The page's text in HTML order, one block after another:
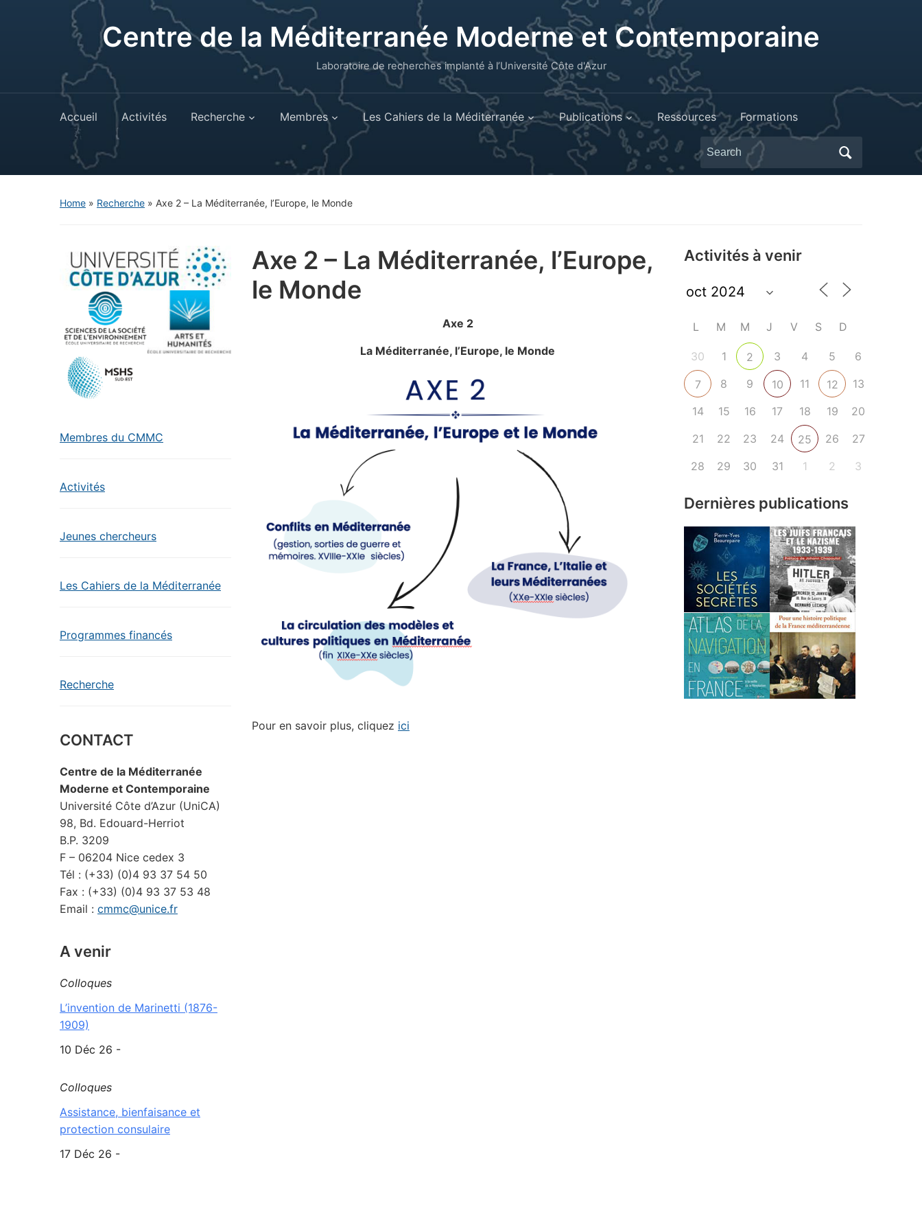
Centre de la Méditerranée Moderne et Contemporaine
Laboratoire de recherches implanté à l’Université Côte d'Azur
Accueil Activités Recherche Membres Les Cahiers de la Méditerranée Publications Ressources Formations
Search
for:
Home » Recherche » Axe 2 – La Méditerranée, l’Europe, le Monde
Membres du CMMC
Activités
Jeunes chercheurs
Les Cahiers de la Méditerranée
Programmes financés
Recherche
CONTACT
Centre de la Méditerranée
Moderne et Contemporaine
Université Côte d’Azur (UniCA)
98, Bd. Edouard-Herriot
B.P. 3209
F – 06204 Nice cedex 3
Tél : (+33) (0)4 93 37 54 50
Fax : (+33) (0)4 93 37 53 48
Email : cmmc@unice.fr
A venir
Colloques
L’invention de Marinetti (1876-
1909)
10 Déc 26 -
Colloques
Assistance, bienfaisance et
protection consulaire
17 Déc 26 -
Axe 2 – La Méditerranée, l’Europe,
le Monde
Axe 2
La Méditerranée, l’Europe, le Monde
Pour en savoir plus, cliquez ici
Activités à venir
L M M J V S D
30 1 2 3 4 5 6
7 8 9 10 11 12
13
14
15 16 17 18 19
20
21
22 23 24 25 26
27
28
29 30 31 1 2 3
Dernières publications